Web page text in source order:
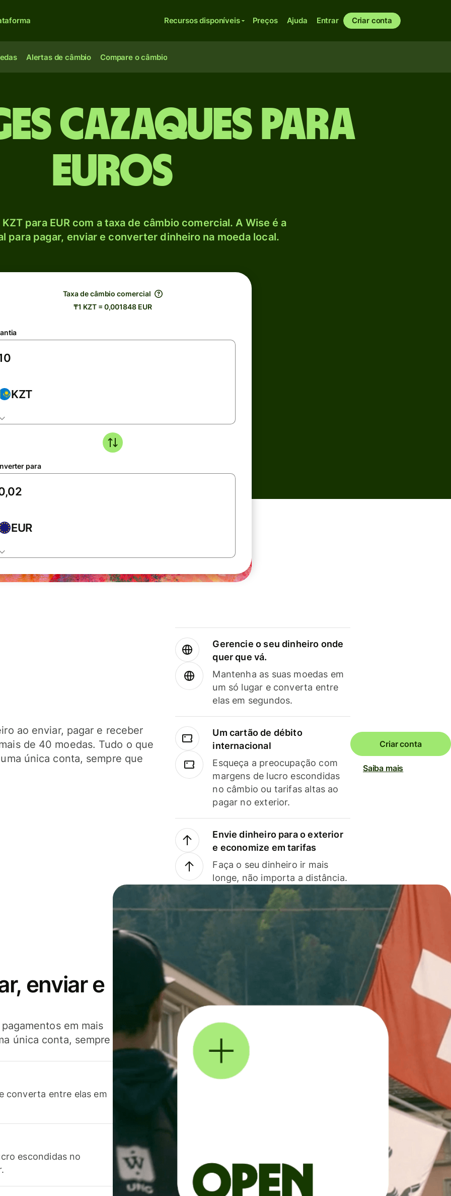
Recursos disponíveis Preços Ajuda Entrar Criar conta
Alertas de câmbio Compare o câmbio
cazaques para
Euros
para EUR com a taxa de câmbio comercial. A Wise é a
para pagar, enviar e converter dinheiro na moeda local.
Taxa de câmbio comercial
₸1 KZT = 0,001848 EUR
KZT
para
EUR
ao enviar, pagar e receber
de 40 moedas. Tudo o que
única conta, sempre que
Gerencie o seu dinheiro onde
quer que vá.
Mantenha as suas moedas em
um só lugar e converta entre
elas em segundos.
Um cartão de débito
internacional
Esqueça a preocupação com
margens de lucro escondidas
no câmbio ou tarifas altas ao
pagar no exterior.
Envie dinheiro para o exterior
e economize em tarifas
Faça o seu dinheiro ir mais
longe, não importa a distância.
Criar conta
Saiba mais
enviar e
em mais
única conta, sempre
converta entre elas em
escondidas no